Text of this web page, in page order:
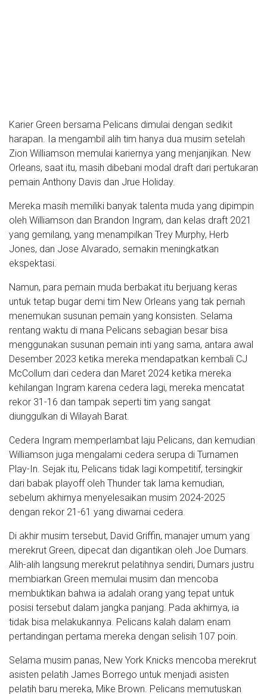
Karier Green bersama Pelicans dimulai dengan sedikit
harapan. Ia mengambil alih tim hanya dua musim setelah
Zion Williamson memulai kariernya yang menjanjikan. New
Orleans, saat itu, masih dibebani modal draft dari pertukaran
pemain Anthony Davis dan Jrue Holiday.
Mereka masih memiliki banyak talenta muda yang dipimpin
oleh Williamson dan Brandon Ingram, dan kelas draft 2021
yang gemilang, yang menampilkan Trey Murphy, Herb
Jones, dan Jose Alvarado, semakin meningkatkan
ekspektasi.
Namun, para pemain muda berbakat itu berjuang keras
untuk tetap bugar demi tim New Orleans yang tak pernah
menemukan susunan pemain yang konsisten. Selama
rentang waktu di mana Pelicans sebagian besar bisa
menggunakan susunan pemain inti yang sama, antara awal
Desember 2023 ketika mereka mendapatkan kembali CJ
McCollum dari cedera dan Maret 2024 ketika mereka
kehilangan Ingram karena cedera lagi, mereka mencatat
rekor 31-16 dan tampak seperti tim yang sangat
diunggulkan di Wilayah Barat.
Cedera Ingram memperlambat laju Pelicans, dan kemudian
Williamson juga mengalami cedera serupa di Turnamen
Play-In. Sejak itu, Pelicans tidak lagi kompetitif, tersingkir
dari babak playoff oleh Thunder tak lama kemudian,
sebelum akhirnya menyelesaikan musim 2024-2025
dengan rekor 21-61 yang diwarnai cedera.
Di akhir musim tersebut, David Griffin, manajer umum yang
merekrut Green, dipecat dan digantikan oleh Joe Dumars.
Alih-alih langsung merekrut pelatihnya sendiri, Dumars justru
membiarkan Green memulai musim dan mencoba
membuktikan bahwa ia adalah orang yang tepat untuk
posisi tersebut dalam jangka panjang. Pada akhirnya, ia
tidak bisa melakukannya. Pelicans kalah dalam enam
pertandingan pertama mereka dengan selisih 107 poin.
Selama musim panas, New York Knicks mencoba merekrut
asisten pelatih James Borrego untuk menjadi asisten
pelatih baru mereka, Mike Brown. Pelicans memutuskan